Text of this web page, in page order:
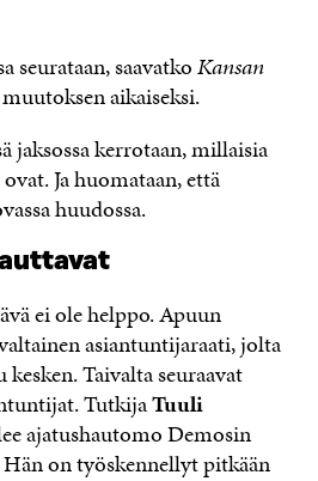
seurataan, saavatkoKansan
aikaiseksi.
jaksossa kerrotaan, millaisia
Ja huomataan, että
huudossa.
ei ole helppo. Apuun
asiantuntijaraati, jolta
Taivalta seuraavat
TutkijaTuuli
ajatushautomo Demosin
on työskennellyt pitkään